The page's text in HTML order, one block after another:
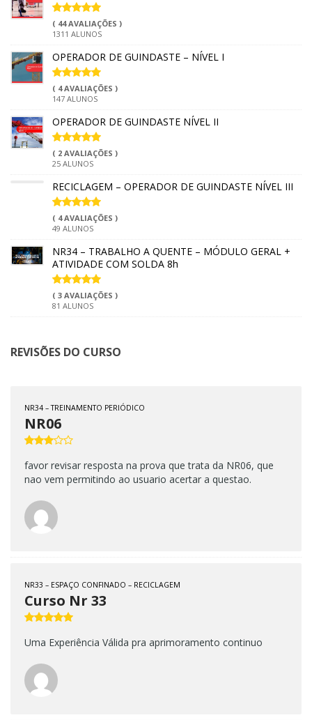
( 44 AVALIAÇÕES )
1311 ALUNOS
OPERADOR DE GUINDASTE – NÍVEL I
( 4 AVALIAÇÕES )
147 ALUNOS
OPERADOR DE GUINDASTE NÍVEL II
( 2 AVALIAÇÕES )
25 ALUNOS
RECICLAGEM – OPERADOR DE GUINDASTE NÍVEL III
( 4 AVALIAÇÕES )
49 ALUNOS
NR34 – TRABALHO A QUENTE – MÓDULO GERAL +
ATIVIDADE COM SOLDA 8h
( 3 AVALIAÇÕES )
81 ALUNOS
REVISÕES DO CURSO
NR34 – TREINAMENTO PERIÓDICO
NR06
favor revisar resposta na prova que trata da NR06, que
nao vem permitindo ao usuario acertar a questao.
NR33 – ESPAÇO CONFINADO – RECICLAGEM
Curso Nr 33
Uma Experiência Válida pra aprimoramento continuo